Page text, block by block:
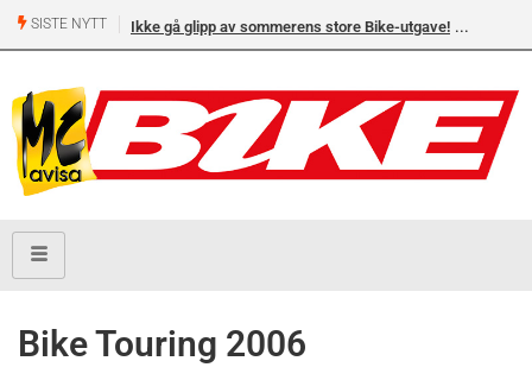
SISTE NYTT Ikke gå glipp av sommerens store Bike-utgave!
Bike Touring 2006